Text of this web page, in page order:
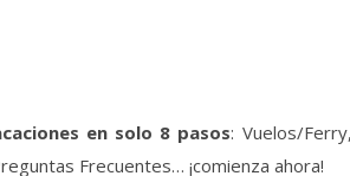
en solo 8 pasos: Vuelos/
Frecuentes… ¡comienza ahora!